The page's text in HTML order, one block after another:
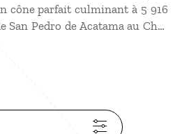
cône parfait culminant à 5 916
San Pedro de Acatama au Chili
votre excursion. Puis vous